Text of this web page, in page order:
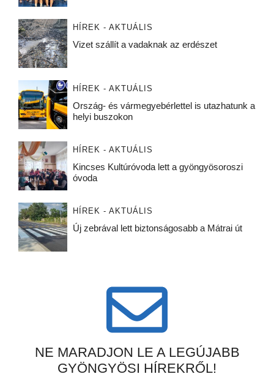
HÍREK - AKTUÁLIS
Vizet szállít a vadaknak az erdészet
HÍREK - AKTUÁLIS
Ország- és vármegyebérlettel is utazhatunk a
helyi buszokon
HÍREK - AKTUÁLIS
Kincses Kultúróvoda lett a gyöngyösoroszi
óvoda
HÍREK - AKTUÁLIS
Új zebrával lett biztonságosabb a Mátrai út
NE MARADJON LE A LEGÚJABB
GYÖNGYÖSI HÍREKRŐL!